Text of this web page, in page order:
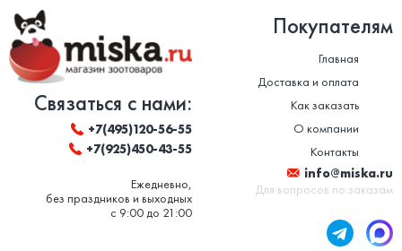
Связаться с нами:
+7(495)120-56-55
+7(925)450-43-55
Ежедневно,
без праздников и выходных
с 9:00 до 21:00
Покупателям
Главная
Доставка и оплата
Как заказать
О компании
Контакты
info@miska.ru
Для вопросов по заказам